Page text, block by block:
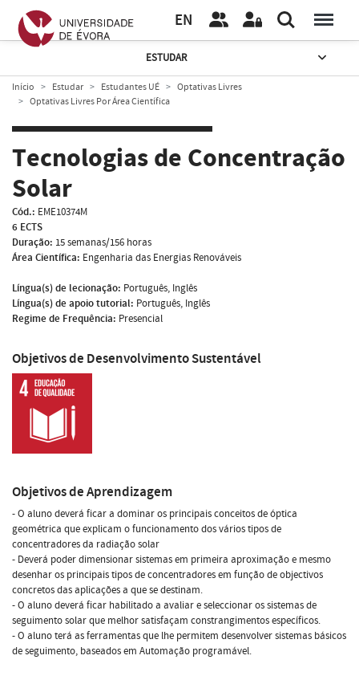
EN
ESTUDAR
Início Estudar Estudantes UÉ
Optativas Livres
Optativas Livres Por Área Científica
Tecnologias de Concentração
Solar
Cód.: EME10374M
6 ECTS
Duração: 15 semanas/156 horas
Área Científica: Engenharia das Energias Renováveis
Língua(s) de lecionação: Português, Inglês
Língua(s) de apoio tutorial: Português, Inglês
Regime de Frequência: Presencial
Objetivos de Desenvolvimento Sustentável
Objetivos de Aprendizagem
- O aluno deverá ficar a dominar os principais conceitos de óptica
geométrica que explicam o funcionamento dos vários tipos de
concentradores da radiação solar
- Deverá poder dimensionar sistemas em primeira aproximação e mesmo
desenhar os principais tipos de concentradores em função de objectivos
concretos das aplicações a que se destinam.
- O aluno deverá ficar habilitado a avaliar e seleccionar os sistemas de
seguimento solar que melhor satisfaçam constrangimentos específicos.
- O aluno terá as ferramentas que lhe permitem desenvolver sistemas básicos
de seguimento, baseados em Automação programável.